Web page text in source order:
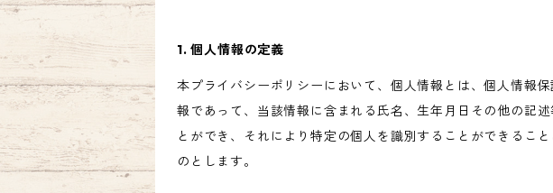
1. 個人情報の定義
本プライバシーポリシーにおいて、個人情報とは、個人情報
報であって、当該情報に含まれる氏名、生年月日その他の記
とができ、それにより特定の個人を識別することができるこ
のとします。